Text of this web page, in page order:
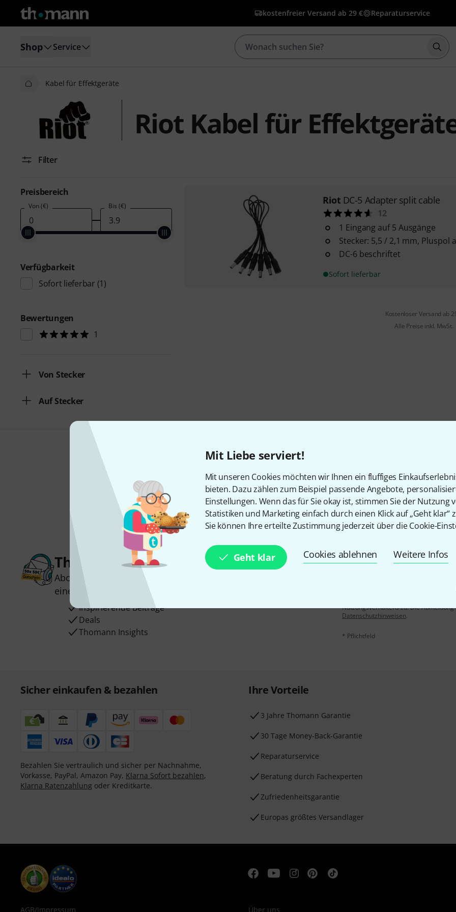
Mit Liebe serviert!
Mit unseren Cookies möchten wir Ihnen ein fluffiges
bieten. Dazu zählen zum Beispiel passende Angebote,
Einstellungen. Wenn das für Sie okay ist, stimmen Sie der Nutzung
Statistiken und Marketing einfach durch einen Klick auf „Geht klar“
Sie können Ihre erteilte Zustimmung jederzeit über die Cookie-
Geht klar Cookies ablehnen Weitere Infos
kostenfreier Versand ab 29 € Reparaturservice
Shop Service
Kabel für Effektgeräte
Riot Kabel für
Filter
Preisbereich
Von (€) Bis (€)
Verfügbarkeit
Sofort lieferbar (1)
Bewertungen
1
Von Stecker
Auf Stecker
Riot DC-5 Adapter split cable
12
1 Eingang auf 5 Ausgänge
Stecker: 5,5 / 2,1 mm, Pluspol
DC-6 beschriftet
Sofort lieferbar
Kostenloser Versand ab
Alle Preise inkl. MwSt.
Gefällt Ihnen, was Sie sehen?
Teilen Hilfe & Feedback
Thomann Newsletter
Abonniere den Thomann Newsletter und gewinne mit etwas Glück
einen von
50 Gutscheinen
Inspirierende Beiträge
Deals
Thomann Insights
Mit Klick auf „Jetzt anmelden“
Nutzungsverhaltens zu. Die
Datenschutzhinweisen.
* Pflichtfeld
Sicher einkaufen & bezahlen
Bezahlen Sie vertraulich und sicher per Nachnahme,
Vorkasse, PayPal, Amazon Pay, Klarna Sofort bezahlen,
Klarna Ratenzahlung oder Kreditkarte.
Ihre Vorteile
3 Jahre Thomann Garantie
30 Tage Money-Back-Garantie
Reparaturservice
Beratung durch Fachexperten
Zufriedenheitsgarantie
Europas größtes Versandlager
AGB/Impressum Über uns